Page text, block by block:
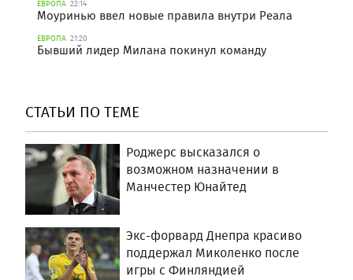
ЕВРОПА 22:14
Моуринью ввел новые правила внутри Реала
ЕВРОПА 21:20
Бывший лидер Милана покинул команду
СТАТЬИ ПО ТЕМЕ
Роджерс высказался о
возможном назначении в
Манчестер Юнайтед
Экс-форвард Днепра красиво
поддержал Миколенко после
игры с Финляндией